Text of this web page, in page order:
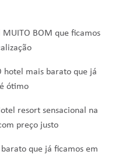
BOM que ficamos
hotel mais barato que já
ótimo
resort sensacional na
preço justo
que já ficamos em